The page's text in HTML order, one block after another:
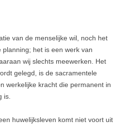
van de menselijke wil, noch het
het is een werk van
wij slechts meewerken. Het
gelegd, is de sacramentele
werkelijke kracht die permanent in
is.
huwelijksleven komt niet voort uit